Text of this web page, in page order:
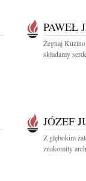
PAWEŁ
Żegnaj
składamy
JÓZEF
Z głębokim
znakomity